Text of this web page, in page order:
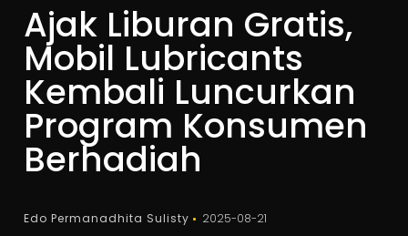
Ajak Liburan Gratis,
Mobil Lubricants
Kembali Luncurkan
Program Konsumen
Berhadiah
Edo Permanadhita Sulisty 2025-08-21